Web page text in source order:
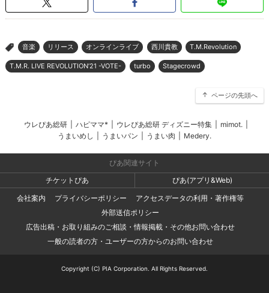
> 音楽 リリース オンラインライブ 西川貴教 T.M.Revolution
T.M.R. LIVE REVOLUTION’21 -VOTE- turbo Stagecrowd
ページの先頭へ
ウレぴあ総研 ハピママ* ウレぴあ総研 ディズニー特集 mimot.
うまいめし
うまいパン うまい肉 Medery.
ぴあ関連サイト
チケットぴあ
ぴあ(アプリ&Web)
会社案内
プライバシーポリシー
アクセスデータの利用・著作権等
外部送信ポリシー
広告出稿・お取り組みのご相談・情報掲載・その他お問い合わせ
一般の読者の方・ユーザーの方からのお問い合わせ
Copyright (C) PIA Corporation. All Rights Reserved.